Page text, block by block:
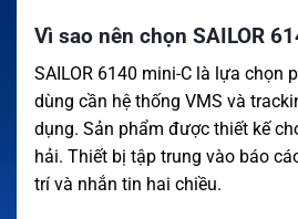
Vì sao nên chọn SAILOR
SAILOR 6140 mini-C là lựa chọn
dùng cần hệ thống VMS và
dụng. Sản phẩm được thiết kế
hải. Thiết bị tập trung vào báo
trí và nhắn tin hai chiều.